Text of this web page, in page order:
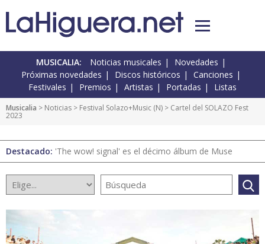
MUSICALIA: Noticias musicales
Novedades
Próximas novedades
Discos históricos
Canciones
Festivales
Premios Artistas Portadas Listas
Musicalia > Noticias > Festival Solazo+Music (N) > Cartel del SOLAZO Fest
2023
Destacado: 'The wow! signal' es el décimo álbum de Muse